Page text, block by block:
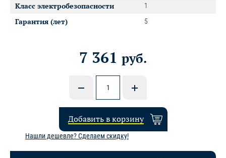
Класс электробезопасности 1
Гарантия (лет) 5
7 361 руб.
Добавить в корзину
Нашли дешевле? Сделаем скидку!